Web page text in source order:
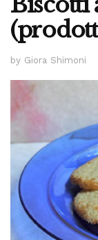
by Giora Shimoni